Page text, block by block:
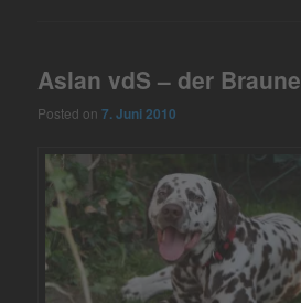
Aslan vdS – der Braune
Posted on7. Juni 2010